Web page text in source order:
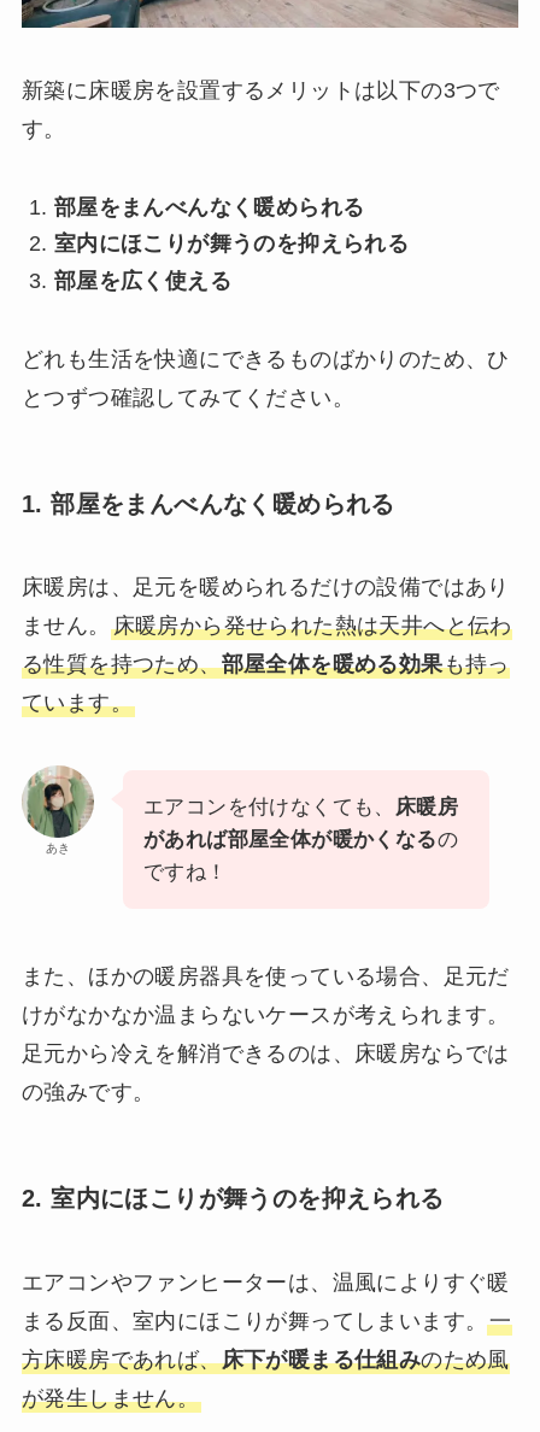
新築に床暖房を設置するメリットは以下の3つで
す。
部屋をまんべんなく暖められる
室内にほこりが舞うのを抑えられる
部屋を広く使える
どれも生活を快適にできるものばかりのため、ひ
とつずつ確認してみてください。
1. 部屋をまんべんなく暖められる
床暖房は、足元を暖められるだけの設備ではあり
ません。 床暖房から発せられた熱は天井へと伝わ
る性質を持つため、部屋全体を暖める効果も持っ
ています。
あき
エアコンを付けなくても、 床暖房
があれば部屋全体が暖かくなるの
ですね！
また、ほかの暖房器具を使っている場合、足元だ
けがなかなか温まらないケースが考えられます。
足元から冷えを解消できるのは、床暖房ならでは
の強みです。
2. 室内にほこりが舞うのを抑えられる
エアコンやファンヒーターは、温風によりすぐ暖
まる反面、室内にほこりが舞ってしまいます。一
方床暖房であれば、床下が暖まる仕組みのため風
が発生しません。